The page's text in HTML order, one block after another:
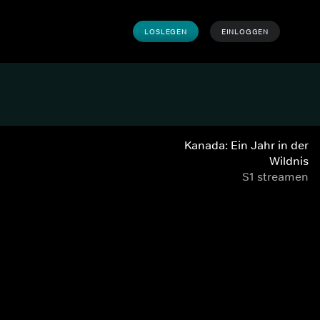
LOSLEGEN EINLOGGEN
Kanada: Ein Jahr in der
Wildnis
S1 streamen